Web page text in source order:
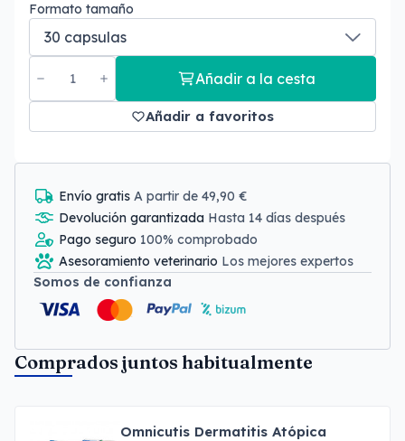
Formato tamaño
Añadir a la cesta
Añadir a favoritos
Envío gratis A partir de 49,90 €
Devolución garantizada Hasta 14 días después
Pago seguro 100% comprobado
Asesoramiento veterinario Los mejores expertos
Somos de confianza
Comprados juntos habitualmente
Omnicutis Dermatitis Atópica